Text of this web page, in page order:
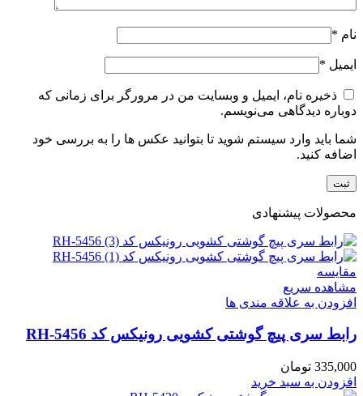
نام *
ایمیل *
ذخیره نام، ایمیل و وبسایت من در مرورگر برای زمانی که
دوباره دیدگاهی می‌نویسم.
شما باید وارد سیستم شوید تا بتوانید عکس ها را به بررسی خود
اضافه کنید.
محصولات پیشنهادی
مقایسه
مشاهده سریع
افزودن به علاقه مندی ها
رابط سری پیچ گوشتی کشویی رونیکس کد RH-5456
335,000 تومان
افزودن به سبد خرید